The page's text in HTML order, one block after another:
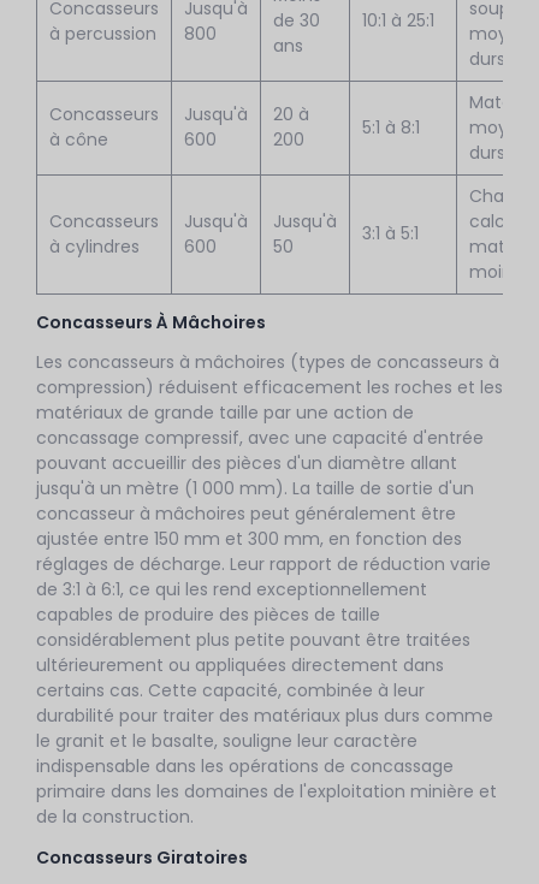
Concasseurs
à percussion
Jusqu'à
800
de 30
ans
10:1 à 25:1
souples
durs
Concasseurs
à cône
Jusqu'à
600
20 à
200
5:1 à 8:1
durs à
Concasseurs
à cylindres
Jusqu'à
600
Jusqu'à
50
3:1 à 5:1
calcaire,
moins
Concasseurs À Mâchoires
Les concasseurs à mâchoires (types de concasseurs à
compression) réduisent efficacement les roches et les
matériaux de grande taille par une action de
concassage compressif, avec une capacité d'entrée
pouvant accueillir des pièces d'un diamètre allant
jusqu'à un mètre (1 000 mm). La taille de sortie d'un
concasseur à mâchoires peut généralement être
ajustée entre 150 mm et 300 mm, en fonction des
réglages de décharge. Leur rapport de réduction varie
de 3:1 à 6:1, ce qui les rend exceptionnellement
capables de produire des pièces de taille
considérablement plus petite pouvant être traitées
ultérieurement ou appliquées directement dans
certains cas. Cette capacité, combinée à leur
durabilité pour traiter des matériaux plus durs comme
le granit et le basalte, souligne leur caractère
indispensable dans les opérations de concassage
primaire dans les domaines de l'exploitation minière et
de la construction.
Concasseurs Giratoires